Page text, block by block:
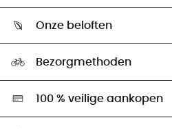
Retourzendingen & Terugbetalingen
Ambassadeurs
Onze beloften
Hardgreen
Bezorgmethoden
100 % veilige aankopen